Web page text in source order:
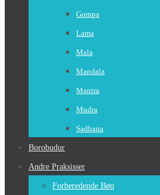
Gompa
Lama
Mala
Mandala
Mantra
Mudra
Sadhana
Borobudur
Andre Praksisser
Forberedende Bøn